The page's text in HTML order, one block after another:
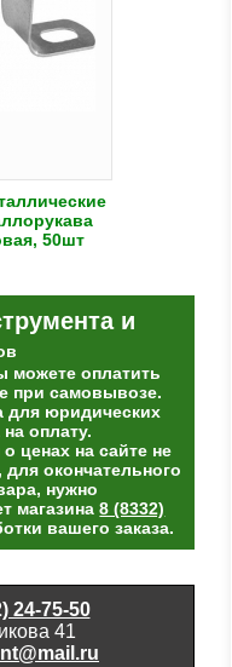
50шт
и
можете оплатить
при самовывозе.
для юридических
оплату.
ценах на сайте не
окончательного
нужно
магазина8 (8332)
вашего заказа.
24-75-50
41